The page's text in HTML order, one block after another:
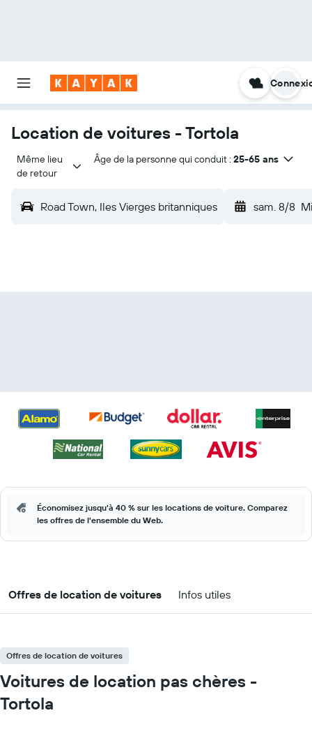
Location de voitures - Tortola
Même lieu
de retour
Âge de la personne qui conduit : 25-65 ans
Road Town, Iles Vierges britanniques sam. 8/8
Économisez jusqu'à 40 % sur les locations de voiture. Comparez
les offres de l'ensemble du Web.
Offres de location de voitures Infos utiles
Offres de location de voitures
Voitures de location pas chères -
Tortola